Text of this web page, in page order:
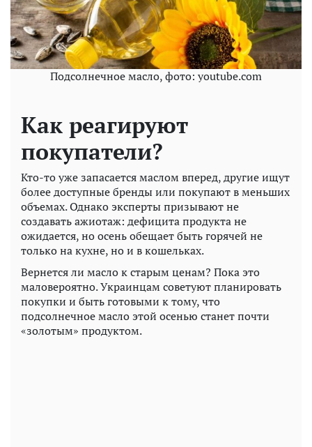
Подсолнечное масло, фото: youtube.com
Как реагируют
покупатели?
Кто-то уже запасается маслом вперед, другие ищут
более доступные бренды или покупают в меньших
объемах. Однако эксперты призывают не
создавать ажиотаж: дефицита продукта не
ожидается, но осень обещает быть горячей не
только на кухне, но и в кошельках.
Вернется ли масло к старым ценам? Пока это
маловероятно. Украинцам советуют планировать
покупки и быть готовыми к тому, что
подсолнечное масло этой осенью станет почти
«золотым» продуктом.